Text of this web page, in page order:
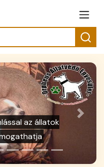
szja 1%-ára
felajánlásnál
Next